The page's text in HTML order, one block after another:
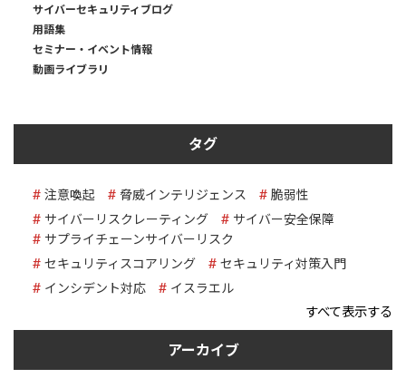
サイバーセキュリティブログ
用語集
セミナー・イベント情報
動画ライブラリ
タグ
注意喚起 脅威インテリジェンス
脆弱性
サイバーリスクレーティング
サイバー安全保障
サプライチェーンサイバーリスク
セキュリティスコアリング
セキュリティ対策入門
インシデント対応
イスラエル
すべて表示する
アーカイブ